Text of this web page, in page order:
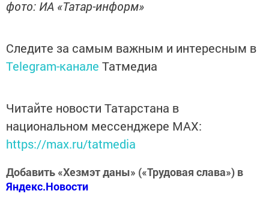
фото: ИА «Татар-информ»
Следите за самым важным и интересным в
Telegram-канале Татмедиа
Читайте новости Татарстана в
национальном мессенджере MАХ:
https://max.ru/tatmedia
Добавить «Хезмэт даны» («Трудовая слава») в
Яндекс.Новости